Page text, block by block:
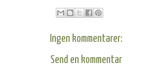
Ingen kommentarer:
Send en kommentar